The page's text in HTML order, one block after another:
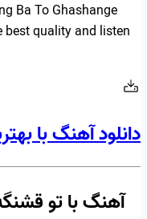
Ba To Ghashange
quality and listen
دانلود آهنگ با
آهنگ با تو